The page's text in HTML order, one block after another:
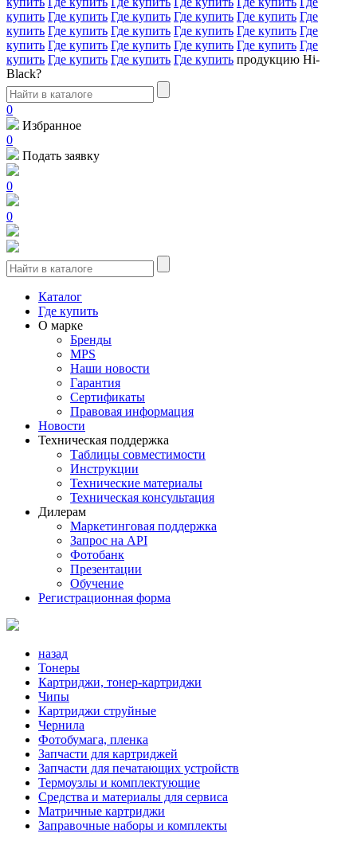
купить Где купить Где купить Где купить Где купить Где
купить Где купить Где купить Где купить Где купить Где
купить Где купить Где купить Где купить Где купить Где
купить Где купить Где купить Где купить продукцию Hi-
Black?
0
Избранное
0
Подать заявку
0
0
Каталог
Где купить
О марке
Бренды
MPS
Наши новости
Гарантия
Сертификаты
Правовая информация
Новости
Техническая поддержка
Таблицы совместимости
Инструкции
Технические материалы
Техническая консультация
Дилерам
Маркетинговая поддержка
Запрос на API
Фотобанк
Презентации
Обучение
Регистрационная форма
назад
Тонеры
Картриджи, тонер-картриджи
Чипы
Картриджи струйные
Чернила
Фотобумага, пленка
Запчасти для картриджей
Запчасти для печатающих устройств
Термоузлы и комплектующие
Средства и материалы для сервиса
Матричные картриджи
Заправочные наборы и комплекты